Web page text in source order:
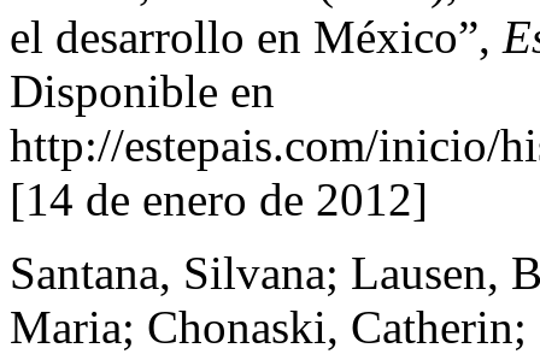
el desarrollo en México”,
Disponible en
http://estepais.com/inicio/
[14 de enero de 2012]
Santana, Silvana; Lausen,
Maria; Chonaski, Catherin;